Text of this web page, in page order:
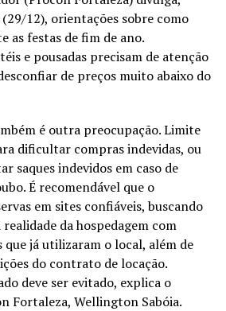
12), orientações sobre como
as festas de fim de ano.
e pousadas precisam de atenção
de preços muito abaixo do
é outra preocupação. Limite
dificultar compras indevidas, ou
saques indevidos em caso de
É recomendável que o
em sites confiáveis, buscando
da hospedagem com
que já utilizaram o local, além de
do contrato de locação.
deve ser evitado, explica o
Fortaleza, Wellington Sabóia.